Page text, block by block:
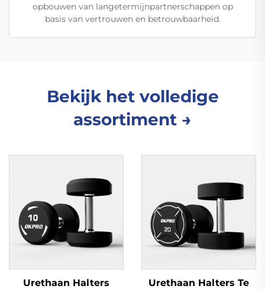
opbouwen van langetermijnpartnerschappen op
basis van vertrouwen en betrouwbaarheid.
Bekijk het volledige
assortiment →
Urethaan Halters
Urethaan Halters Te